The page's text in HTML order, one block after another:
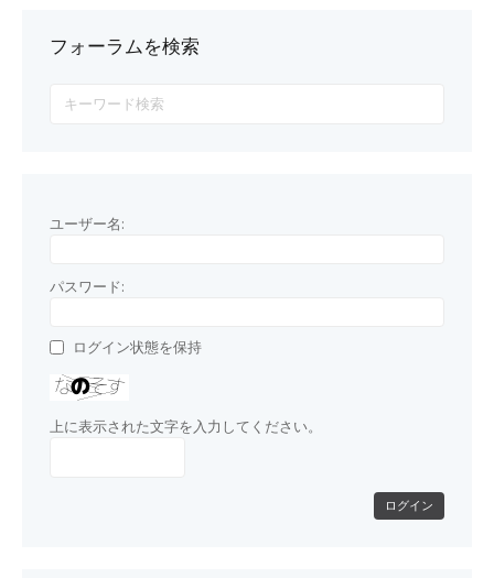
フォーラムを検索
ユーザー名:
パスワード:
ログイン状態を保持
上に表示された文字を入力してください。
ログイン